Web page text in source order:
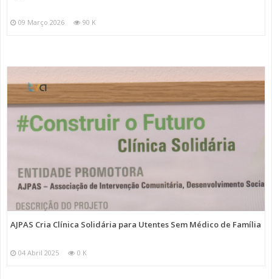
09 Março 2026 90 K
AJPAS Cria Clínica Solidária para Utentes Sem Médico de Família
04 Abril 2025 0 K